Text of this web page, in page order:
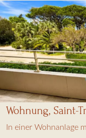
Wohnung, Saint-
In einer Wohnanlage